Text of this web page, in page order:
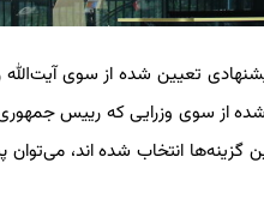
تعیین شده از سوی آیت‌الله
از سوی وزرایی که رییس جمهوری
انتخاب شده اند، می‌توان